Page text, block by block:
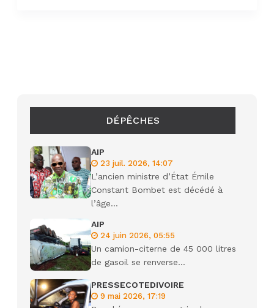
DÉPÊCHES
AIP
23 juil. 2026, 14:07
L’ancien ministre d’État Émile
Constant Bombet est décédé à
l’âge...
AIP
24 juin 2026, 05:55
Un camion-citerne de 45 000 litres
de gasoil se renverse...
PRESSECOTEDIVOIRE
9 mai 2026, 17:19